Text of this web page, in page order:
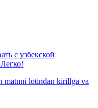
с узбекской
lotindan kirillga va